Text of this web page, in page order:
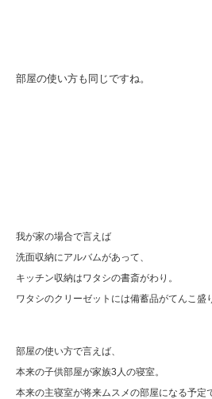
部屋の使い方も同じですね。
我が家の場合で言えば
洗面収納にアルバムがあって、
キッチン収納はワタシの書斎がわり。
ワタシのクリーゼットには備蓄品がてんこ盛
部屋の使い方で言えば、
本来の子供部屋が家族3人の寝室。
本来の主寝室が将来ムスメの部屋になる予定